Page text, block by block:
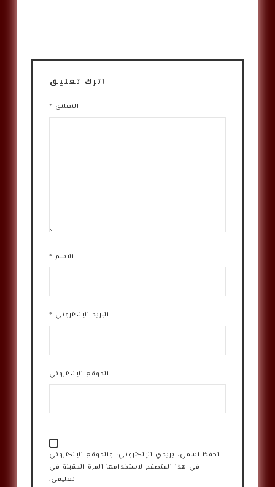
اترك تعليق
التعليق *
الاسم *
البريد الإلكتروني *
الموقع الإلكتروني
احفظ اسمي، بريدي الإلكتروني، والموقع الإلكتروني
في هذا المتصفح لاستخدامها المرة المقبلة في
تعليقي.